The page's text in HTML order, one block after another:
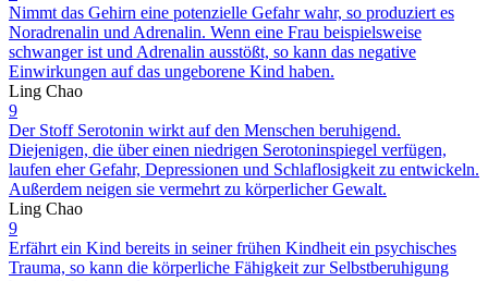
Nimmt das Gehirn eine potenzielle Gefahr wahr, so produziert es
Noradrenalin und Adrenalin. Wenn eine Frau beispielsweise
schwanger ist und Adrenalin ausstößt, so kann das negative
Einwirkungen auf das ungeborene Kind haben.
Ling Chao
9
Der Stoff Serotonin wirkt auf den Menschen beruhigend.
Diejenigen, die über einen niedrigen Serotoninspiegel verfügen,
laufen eher Gefahr, Depressionen und Schlaflosigkeit zu entwickeln.
Außerdem neigen sie vermehrt zu körperlicher Gewalt.
Ling Chao
9
Erfährt ein Kind bereits in seiner frühen Kindheit ein psychisches
Trauma, so kann die körperliche Fähigkeit zur Selbstberuhigung